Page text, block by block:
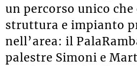
un percorso unico
struttura e impianto
nell’area: il
palestre Simoni e